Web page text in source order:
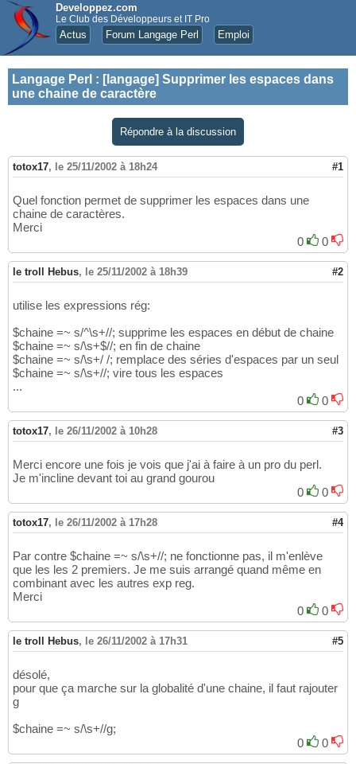
Developpez.com
Le Club des Développeurs et IT Pro
Actus Forum Langage Perl Emploi
Langage Perl : [langage] Supprimer les espaces dans
une chaine de caractère
Répondre à la discussion
totox17, le 25/11/2002 à 18h24 #1
Quel fonction permet de supprimer les espaces dans une
chaine de caractères.
Merci
0
0
le troll Hebus, le 25/11/2002 à 18h39 #2
utilise les expressions rég:
$chaine =~ s/^\s+//; supprime les espaces en début de chaine
$chaine =~ s/\s+$//; en fin de chaine
$chaine =~ s/\s+/ /; remplace des séries d'espaces par un seul
$chaine =~ s/\s+//; vire tous les espaces
...
0
0
totox17, le 26/11/2002 à 10h28 #3
Merci encore une fois je vois que j'ai à faire à un pro du perl.
Je m'incline devant toi au grand gourou
0
0
totox17, le 26/11/2002 à 17h28 #4
Par contre $chaine =~ s/\s+//; ne fonctionne pas, il m'enlève
que les les 2 premiers. Je me suis arrangé quand même en
combinant avec les autres exp reg.
Merci
0
0
le troll Hebus, le 26/11/2002 à 17h31 #5
désolé,
pour que ça marche sur la globalité d'une chaine, il faut rajouter
g
$chaine =~ s/\s+//g;
0
0